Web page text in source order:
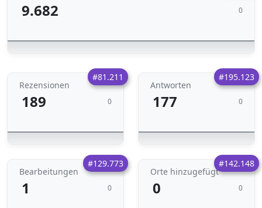
9.682 0
#81.211
Rezensionen
189 0
#195.123
Antworten
177 0
#129.773
Bearbeitungen
1 0
#142.148
Orte hinzugefügt
0 0